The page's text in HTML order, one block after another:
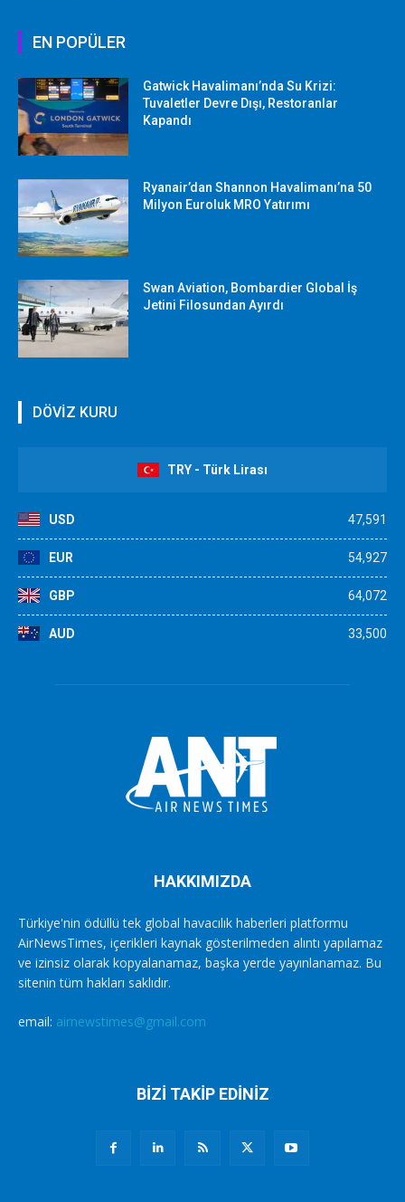
EN POPÜLER
Gatwick Havalimanı’nda Su Krizi:
Tuvaletler Devre Dışı, Restoranlar
Kapandı
Ryanair’dan Shannon Havalimanı’na 50
Milyon Euroluk MRO Yatırımı
Swan Aviation, Bombardier Global İş
Jetini Filosundan Ayırdı
DÖVİZ KURU
TRY - Türk Lirası
USD 47,591
EUR 54,927
GBP 64,072
AUD 33,500
HAKKIMIZDA
Türkiye'nin ödüllü tek global havacılık haberleri platformu
AirNewsTimes, içerikleri kaynak gösterilmeden alıntı yapılamaz
ve izinsiz olarak kopyalanamaz, başka yerde yayınlanamaz. Bu
sitenin tüm hakları saklıdır.
email: airnewstimes@gmail.com
BİZİ TAKİP EDİNİZ